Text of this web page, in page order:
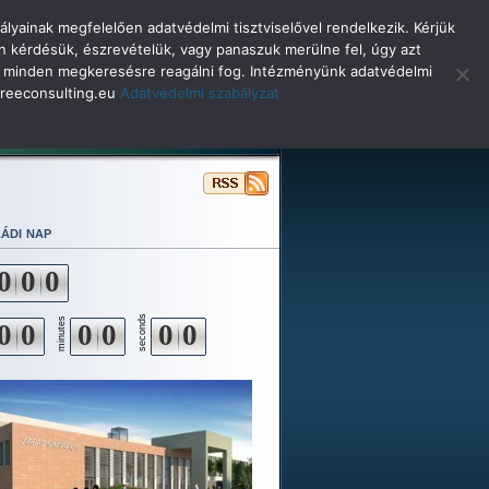
nap
0 0
0 minutes 0 0 seconds 0 0
megfelelően adatvédelmi tisztviselővel rendelkezik. Kérjük
kérdésük, észrevételük, vagy panaszuk merülne fel, úgy azt
megkeresésre reagálni fog. Intézményünk adatvédelmi
Adatvédelmi szabályzat